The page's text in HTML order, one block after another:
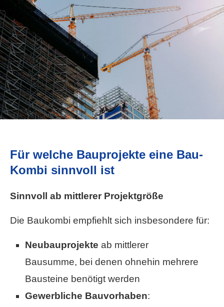
Für welche Bauprojekte eine Bau-
Kombi sinnvoll ist
Sinnvoll ab mittlerer Projektgröße
Die Baukombi empfiehlt sich insbesondere für:
Neubauprojekte ab mittlerer
Bausumme, bei denen ohnehin mehrere
Bausteine benötigt werden
Gewerbliche Bauvorhaben: